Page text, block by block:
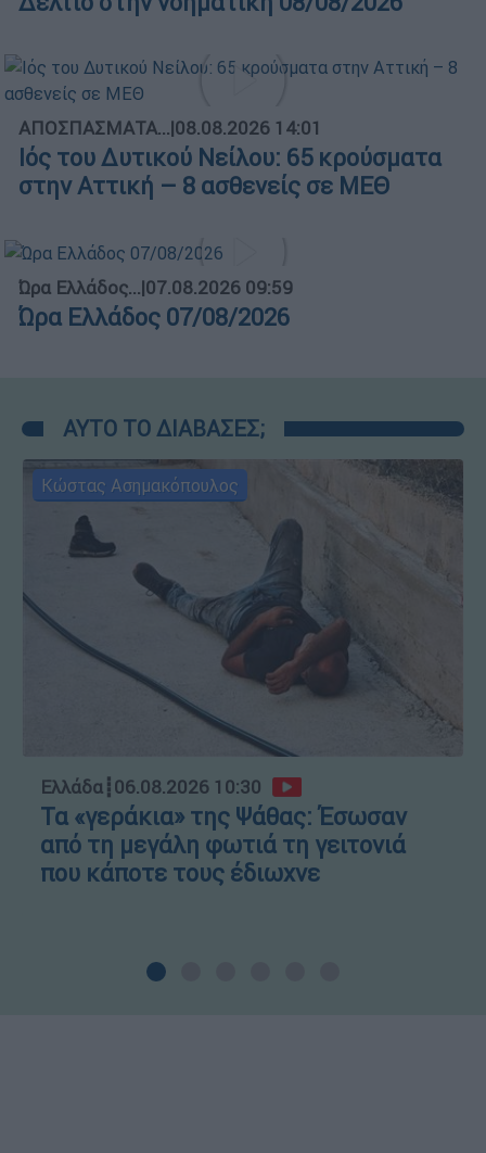
ΑΠΟΣΠΑΣΜΑΤΑ...|08.08.2026 14:01
Ιός του Δυτικού Νείλου: 65 κρούσματα
στην Αττική – 8 ασθενείς σε ΜΕΘ
Ώρα Ελλάδος...|07.08.2026 09:59
Ώρα Ελλάδος 07/08/2026
ΑΥΤΟ ΤΟ ΔΙΑΒΑΣΕΣ;
Κώστας Ασημακόπουλος
Ελλάδα┋06.08.2026 10:30
Τα «γεράκια» της Ψάθας: Έσωσαν
από τη μεγάλη φωτιά τη γειτονιά
που κάποτε τους έδιωχνε